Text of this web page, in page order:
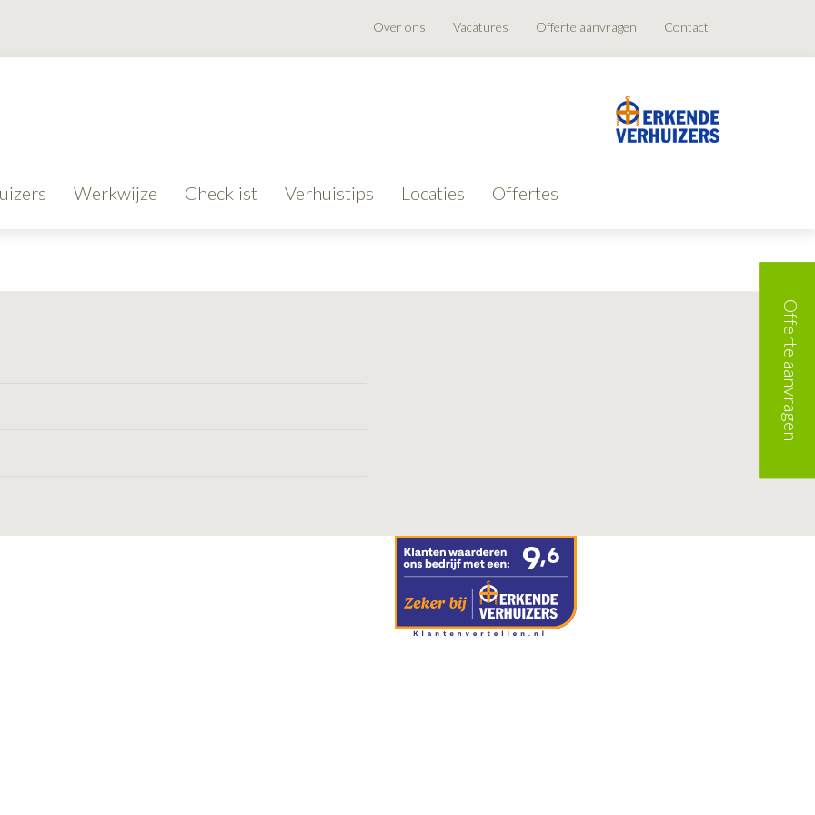
Contact
Offerte aanvragen
Vacatures
Over ons
Werkwijze Checklist Verhuistips Locaties Offertes
Offerte aanvragen